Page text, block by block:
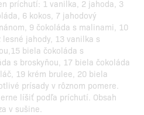
príchutí: 1 vanilka, 2 jahoda, 3
6 kokos, 7 jahodový
9 čokoláda s malinami, 10
jahody, 13 vanilka s
biela čokoláda s
s broskyňou, 17 biela čokoláda
19 krém brulee, 20 biela
prísady v rôznom pomere.
líšiť podľa príchutí. Obsah
v sušine.